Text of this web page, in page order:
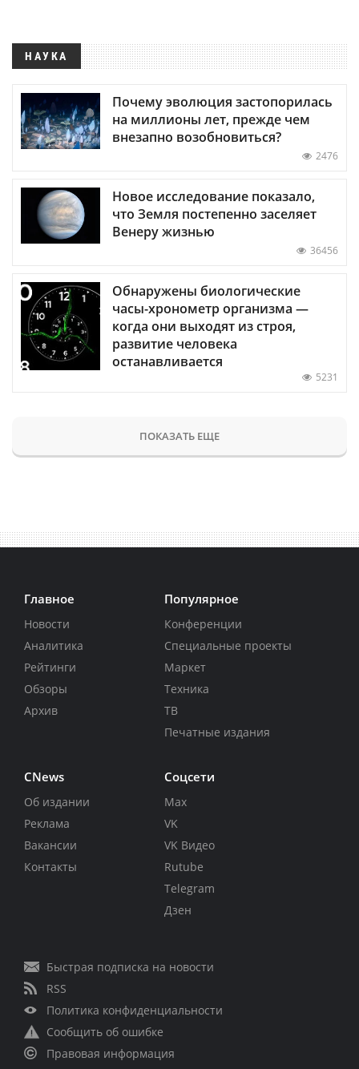
НАУКА
Почему эволюция застопорилась
на миллионы лет, прежде чем
внезапно возобновиться?
2476
Новое исследование показало,
что Земля постепенно заселяет
Венеру жизнью
36456
Обнаружены биологические
часы-хронометр организма —
когда они выходят из строя,
развитие человека
останавливается
5231
ПОКАЗАТЬ ЕЩЕ
Главное
Новости
Аналитика
Рейтинги
Обзоры
Архив
Популярное
Конференции
Специальные проекты
Маркет
Техника
ТВ
Печатные издания
CNews
Об издании
Реклама
Вакансии
Контакты
Соцсети
Max
VK
VK Видео
Rutube
Telegram
Дзен
Быстрая подписка на новости
RSS
Политика конфиденциальности
Сообщить об ошибке
Правовая информация